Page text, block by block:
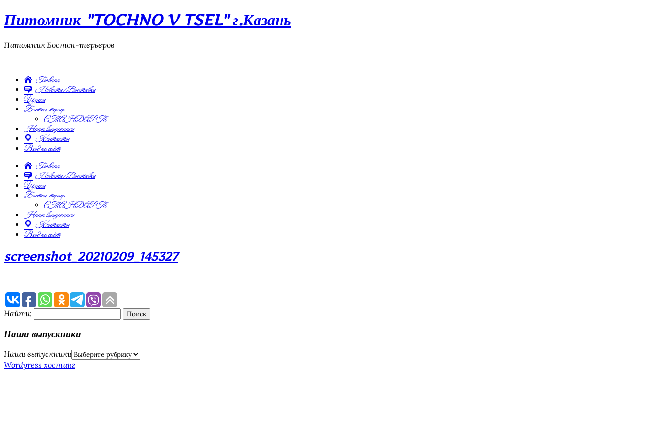
Питомник "TOCHNO V TSEL" г.Казань
Питомник Бостон-терьеров
Главная
Новости/Выставки
Щенки
Бостон-терьер
СТАНДАРТ
Наши выпускники
Контакты
Вход на сайт
Главная
Новости/Выставки
Щенки
Бостон-терьер
СТАНДАРТ
Наши выпускники
Контакты
Вход на сайт
screenshot_20210209_145327
Найти:
Наши выпускники
Наши выпускники
Wordpress хостинг